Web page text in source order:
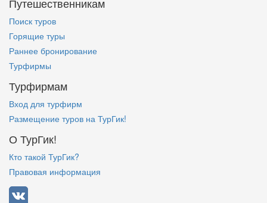
Поиск туров
Горящие туры
Раннее бронирование
Турфирмы
Турфирмам
Вход для турфирм
Размещение туров на ТурГик!
О ТурГик!
Кто такой ТурГик?
Правовая информация